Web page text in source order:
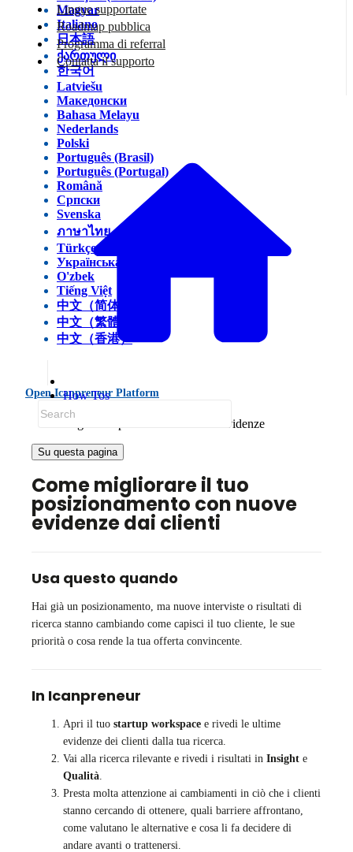
Magyar
Italiano
日本語
ქართული
한국어
Latviešu
Македонски
Bahasa Melayu
Nederlands
Polski
Português (Brasil)
Português (Portugal)
Română
Српски
Svenska
ภาษาไทย
Türkçe
Українська
O'zbek
Tiếng Việt
中文（简体）
中文（繁體）
中文（香港）
Open Icanpreneur Platform
Lingue supportate
Roadmap pubblica
Programma di referral
Contatta il supporto
How Tos
Improve Positioning and GTM
Migliora il posizionamento con evidenze
Su questa pagina
Come migliorare il tuo
posizionamento con nuove
evidenze dai clienti
Usa questo quando
Hai già un posizionamento, ma nuove interviste o risultati di
ricerca stanno cambiando come capisci il tuo cliente, le sue
priorità o cosa rende la tua offerta convincente.
In Icanpreneur
Apri il tuo startup workspace e rivedi le ultime
evidenze dei clienti dalla tua ricerca.
Vai alla ricerca rilevante e rivedi i risultati in Insight e
Qualità
Presta molta attenzione ai cambiamenti in ciò che i clienti
stanno cercando di ottenere, quali barriere affrontano,
come valutano le alternative e cosa li fa decidere di
andare avanti o trattenersi.